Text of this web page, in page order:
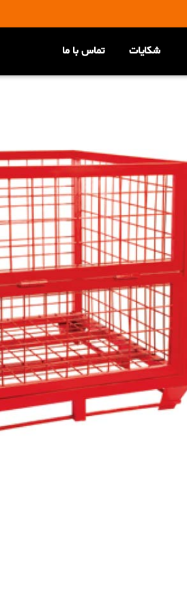
شکایات تماس با ما